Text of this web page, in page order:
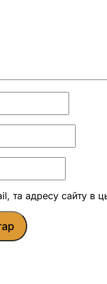
та адресу сайту в